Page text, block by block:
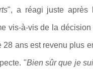
", a réagi juste après
vis-à-vis de la décision
ans est revenu plus
"Bien sûr que je